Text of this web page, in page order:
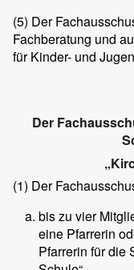
(5) Der
Fachberatung und
für Kinder- und
Der
(1) Der
bis zu vier
eine Pfarrerin
Pfarrerin für die